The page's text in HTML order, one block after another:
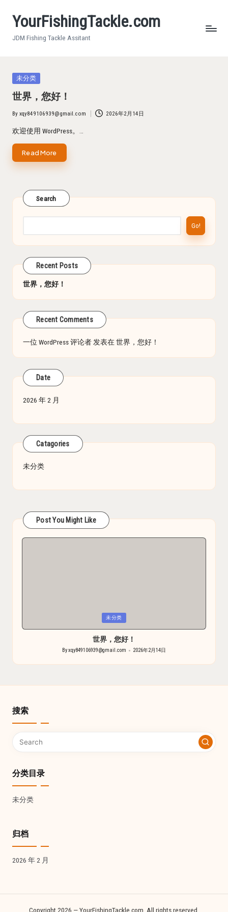
YourFishingTackle.com
JDM Fishing Tackle Assitant
Posted
未分类
世界，您好！
Posted
by
By xqy849106939@gmail.com 2026年2月14日
欢迎使用 WordPress。…
Read More
Search
Go!
Recent Posts
世界，您好！
Recent Comments
一位 WordPress 评论者 发表在世界，您好！
Date
2026 年 2 月
Catagories
未分类
Post You Might Like
in
未分类
世界，您好！
Posted
by
Byxqy849106939@gmail.com 2026年2月14日
搜索
分类目录
未分类
归档
2026 年 2 月
Copyright 2026 — YourFishingTackle.com. All rights reserved.